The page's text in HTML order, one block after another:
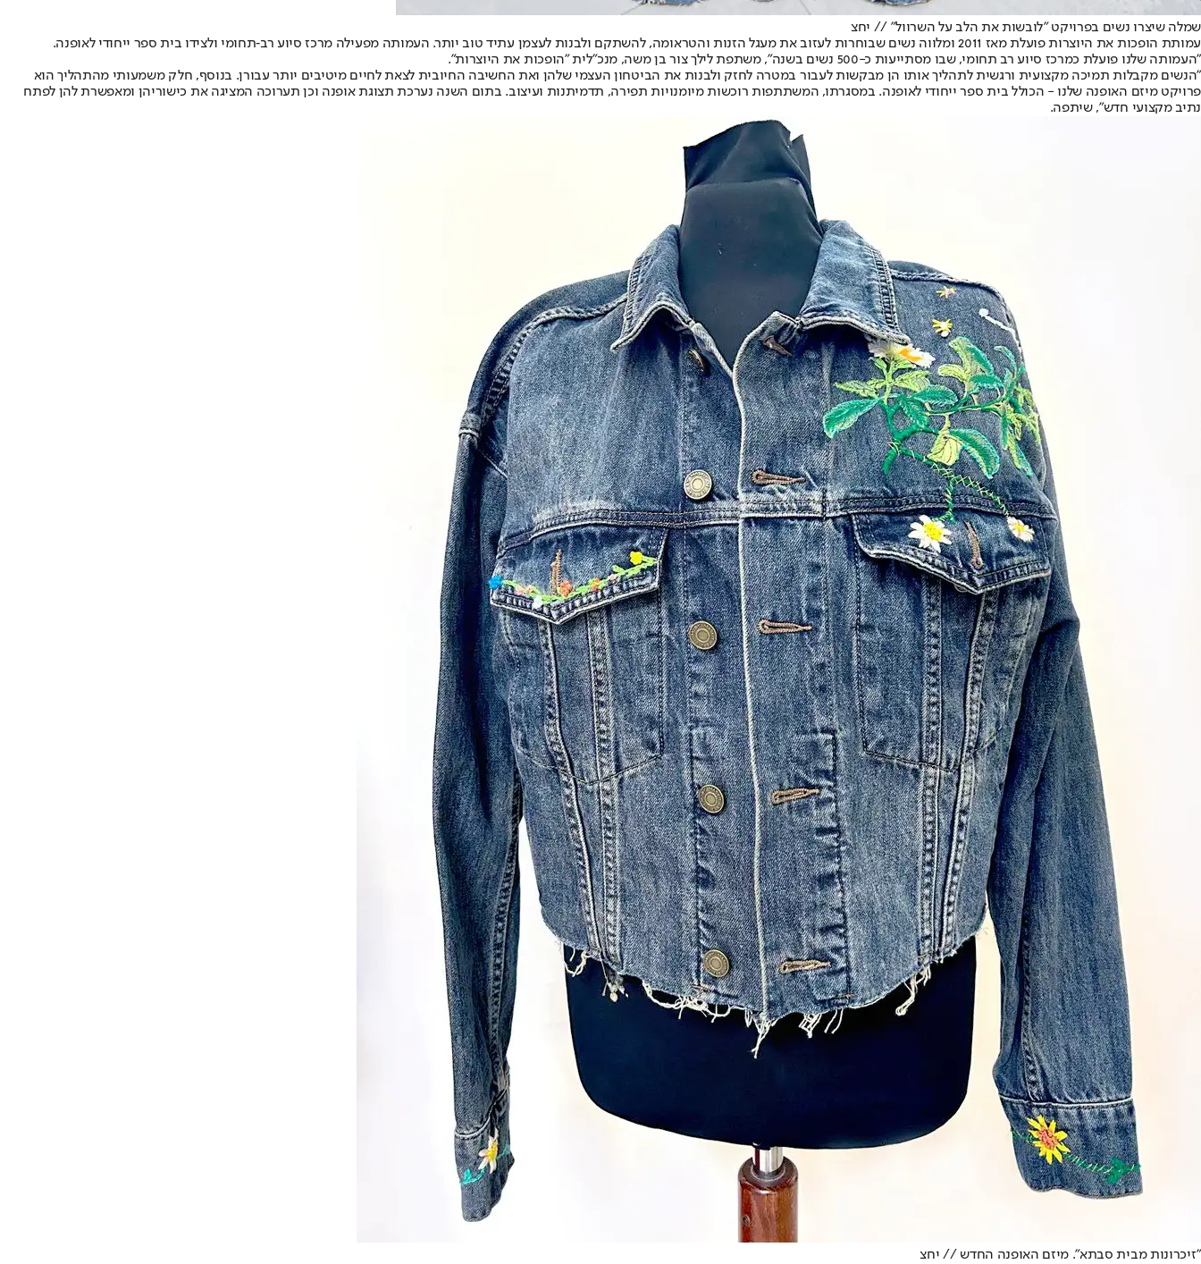
שמלה שיצרו נשים בפרויקט "לובשות את הלב על השרוול" // יחצ
עמותת הופכות את היוצרות פועלת מאז 2011 ומלווה נשים שבוחרות לעזוב את מעגל הזנות והטראומה, להשתקם ולבנות לעצמן עתיד טוב יותר. העמותה מפעילה מרכז סיוע רב‑תחומי ולצידו בית ספר ייחודי לאופנה.
"העמותה שלנו פועלת כמרכז סיוע רב תחומי, שבו מסתייעות כ-500 נשים בשנה", משתפת לילך צור בן משה, מנכ"לית "הופכות את היוצרות".
"הנשים מקבלות תמיכה מקצועית ורגשית לתהליך אותו הן מבקשות לעבור במטרה לחזק ולבנות את הביטחון העצמי שלהן ואת החשיבה החיובית לצאת לחיים מיטיבים יותר עבורן. בנוסף, חלק משמעותי מהתהליך הוא
פרויקט מיזם האופנה שלנו - הכולל בית ספר ייחודי לאופנה. במסגרתו, המשתתפות רוכשות מיומנויות תפירה, תדמיתנות ועיצוב. בתום השנה נערכת תצוגת אופנה וכן תערוכה המציגה את כישוריהן ומאפשרת להן לפתח
נתיב מקצועי חדש", שיתפה.
"זיכרונות מבית סבתא". מיזם האופנה החדש // יחצ